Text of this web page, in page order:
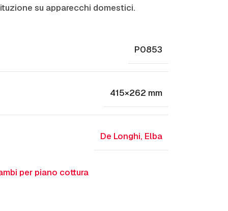
su apparecchi domestici.
P0853
415×262 mm
De Longhi, Elba
per piano cottura